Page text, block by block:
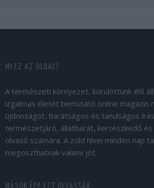
MI EZ AZ OLDAL?
A természeti környezet, körülöttünk élő
izgalmas életét bemutató online magazin
újdonságot. Barátságos és tanulságos
természetjáró, állatbarát, kertészkedő
olvasó számára. A zöld hívei minden nap
megoszthatnak valami jót.
MÁSOK ÉPP EZT OLVASSÁK